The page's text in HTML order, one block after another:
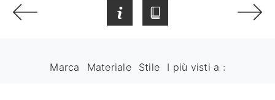
Marca Materiale Stile I più visti a :